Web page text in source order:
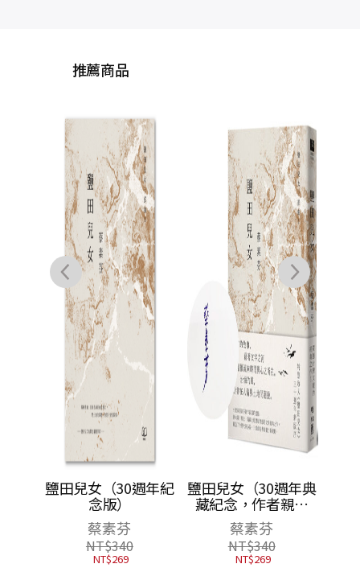
推薦商品
鹽田兒女（30週年紀
念版）
蔡素芬
NT$340
NT$269
鹽田兒女（30週年典
藏紀念，作者親簽
版）
蔡素芬
NT$340
NT$269